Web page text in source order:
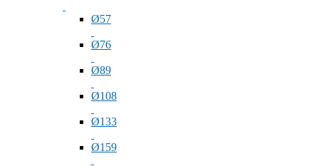
Ø57
Ø76
Ø89
Ø108
Ø133
Ø159